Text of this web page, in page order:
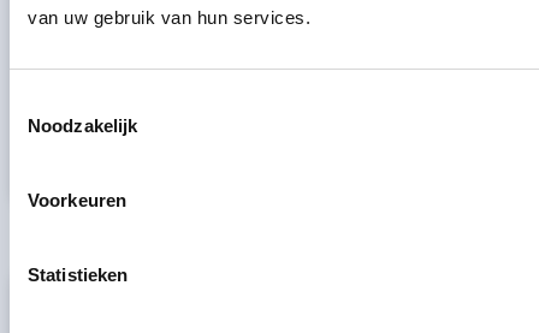
van uw gebruik van hun services.
Noodzakelijk
Voorkeuren
Statistieken